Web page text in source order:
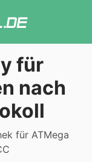
für
nach
für ATMega